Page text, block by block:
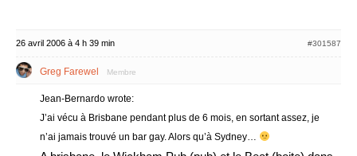
26 avril 2006 à 4 h 39 min #301587
Greg Farewel Membre
Jean-Bernardo wrote:
J’ai vécu à Brisbane pendant plus de 6 mois, en sortant assez, je
n’ai jamais trouvé un bar gay. Alors qu’à Sydney…